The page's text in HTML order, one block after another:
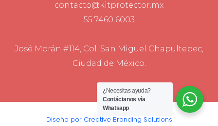
contacto@kitprotector.mx
55 7460 6003
José Morán #114, Col. San Miguel Chapultepec,
Ciudad de México.
Diseño por Creative Branding Solutions
¿Necesitas ayuda?
Contáctanos vía
Whatsapp